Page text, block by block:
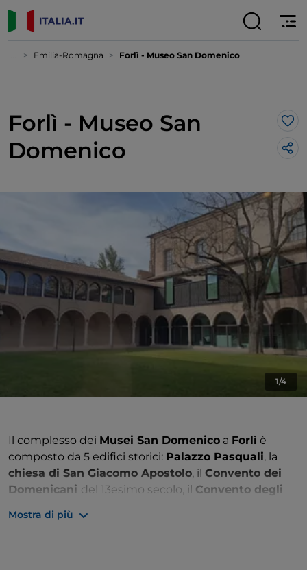
... Emilia-Romagna Forlì - Museo San Domenico
Forlì - Museo San
Domenico
1/4
Il complesso dei Musei San Domenico a Forlì è
composto da 5 edifici storici: Palazzo Pasquali, la
chiesa di San Giacomo Apostolo, il Convento dei
Domenicani del 13esimo secolo, il Convento degli
Pinacoteca Civica di Forlì
Mostra di più